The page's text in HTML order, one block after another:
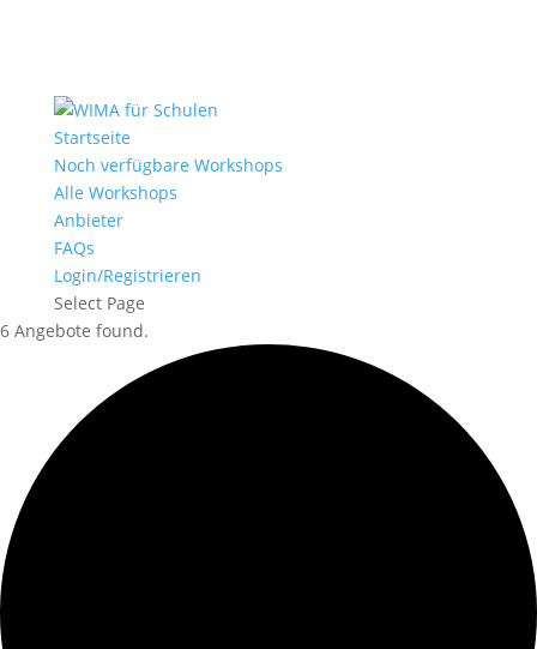
Startseite
Noch verfügbare Workshops
Alle Workshops
Anbieter
FAQs
Login/Registrieren
Select Page
6 Angebote found.